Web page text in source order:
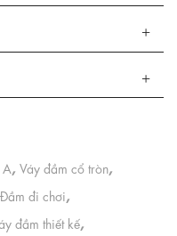
A, Váy đầm cổ tròn,
Đầm đi chơi,
đầm thiết kế,